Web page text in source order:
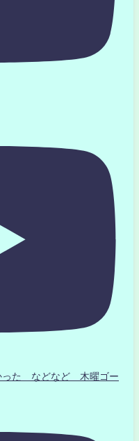
った などなど 木曜ゴー